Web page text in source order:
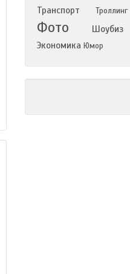
Транспорт Троллинг
Фото Шоубиз
Экономика Юмор